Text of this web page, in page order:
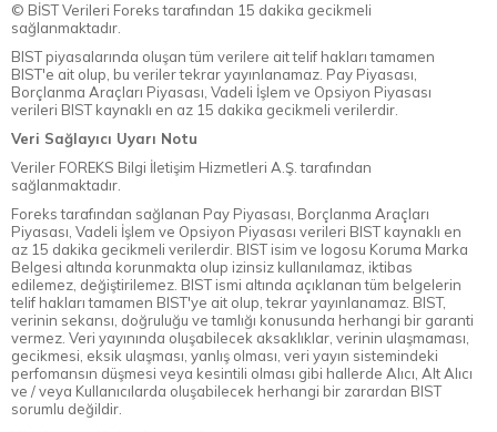
© BİST Verileri Foreks tarafından 15 dakika gecikmeli
sağlanmaktadır.
BIST piyasalarında oluşan tüm verilere ait telif hakları tamamen
BIST'e ait olup, bu veriler tekrar yayınlanamaz. Pay Piyasası,
Borçlanma Araçları Piyasası, Vadeli İşlem ve Opsiyon Piyasası
verileri BIST kaynaklı en az 15 dakika gecikmeli verilerdir.
Veri Sağlayıcı Uyarı Notu
Veriler FOREKS Bilgi İletişim Hizmetleri A.Ş. tarafından
sağlanmaktadır.
Foreks tarafından sağlanan Pay Piyasası, Borçlanma Araçları
Piyasası, Vadeli İşlem ve Opsiyon Piyasası verileri BIST kaynaklı en
az 15 dakika gecikmeli verilerdir. BIST isim ve logosu Koruma Marka
Belgesi altında korunmakta olup izinsiz kullanılamaz, iktibas
edilemez, değiştirilemez. BIST ismi altında açıklanan tüm belgelerin
telif hakları tamamen BIST'ye ait olup, tekrar yayınlanamaz. BIST,
verinin sekansı, doğruluğu ve tamlığı konusunda herhangi bir garanti
vermez. Veri yayınında oluşabilecek aksaklıklar, verinin ulaşmaması,
gecikmesi, eksik ulaşması, yanlış olması, veri yayın sistemindeki
perfomansın düşmesi veya kesintili olması gibi hallerde Alıcı, Alt Alıcı
ve / veya Kullanıcılarda oluşabilecek herhangi bir zarardan BIST
sorumlu değildir.